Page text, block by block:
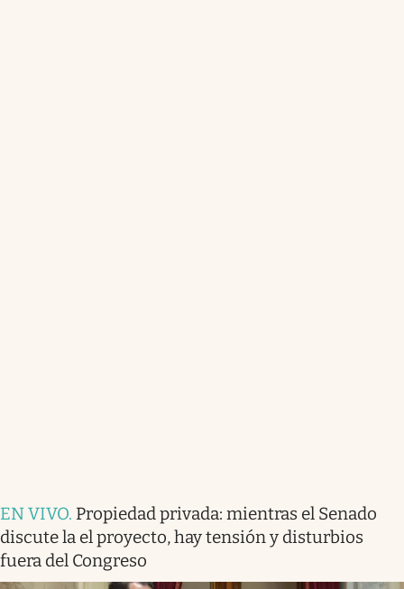
EN VIVO. Propiedad privada: mientras el Senado
discute la el proyecto, hay tensión y disturbios
fuera del Congreso